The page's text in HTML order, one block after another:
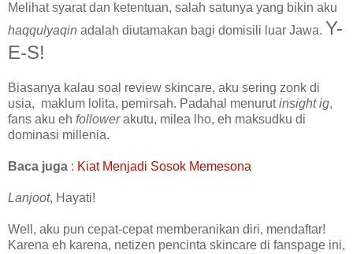
Melihat syarat dan ketentuan, salah satunya yang bikin aku
haqqulyaqin adalah diutamakan bagi domisili luar Jawa. Y-
E-S!
Biasanya kalau soal review skincare, aku sering zonk di
usia, maklum lolita, pemirsah. Padahal menurutinsight ig,
fans aku eh followerakutu, milea lho, eh maksudku di
dominasi millenia.
Baca juga : Kiat Menjadi Sosok Memesona
Lanjoot, Hayati!
Well, aku pun cepat-cepat memberanikan diri, mendaftar!
Karena eh karena, netizen pencinta skincare di fanspage ini,